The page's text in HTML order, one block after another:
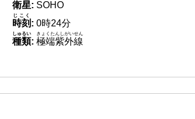
衛星: SOHO
時刻
じこく
: 0時24分
種類
しゅるい
: 極端紫外線
きょくたんしがいせん